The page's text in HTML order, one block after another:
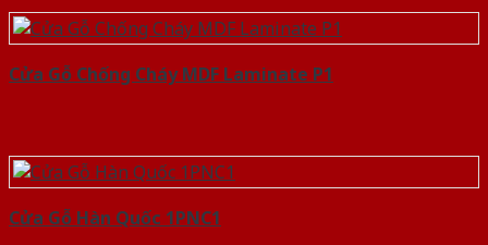
Cửa Gỗ Chống Cháy MDF Laminate P1
Cửa Gỗ Hàn Quốc 1PNC1